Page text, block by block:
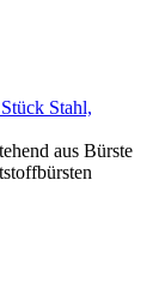
Stahl,
aus Bürste